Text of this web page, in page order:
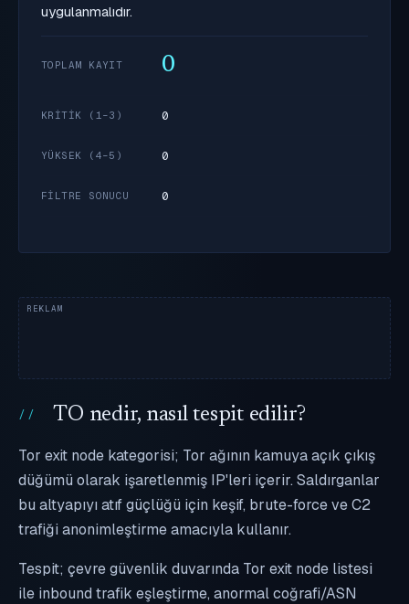
uygulanmalıdır.
TOPLAM KAYIT 0
KRITIK (1–3) 0
YÜKSEK (4–5) 0
FILTRE SONUCU 0
TO nedir, nasıl tespit edilir?
Tor exit node kategorisi; Tor ağının kamuya açık çıkış
düğümü olarak işaretlenmiş IP'leri içerir. Saldırganlar
bu altyapıyı atıf güçlüğü için keşif, brute-force ve C2
trafiği anonimleştirme amacıyla kullanır.
Tespit; çevre güvenlik duvarında Tor exit node listesi
ile inbound trafik eşleştirme, anormal coğrafi/ASN